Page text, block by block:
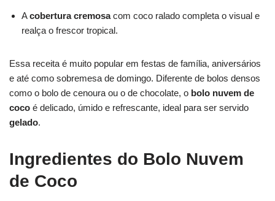
Acobertura cremosacom coco ralado completa o visual e
realça o frescor tropical.
Essa receita é muito popular em festas de família, aniversários
e até como sobremesa de domingo. Diferente de bolos densos
como o bolo de cenoura ou o de chocolate, o bolo nuvem de
coco é delicado, úmido e refrescante, ideal para ser servido
gelado.
Ingredientes do Bolo Nuvem
de Coco